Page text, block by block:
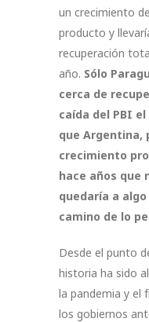
un crecimiento
producto y
recuperación
año. Sólo
cerca de
caída del PBI
que Argentina,
crecimiento
hace años que
quedaría a
camino de lo
Desde el punto
historia ha sido
la pandemia y el
los gobiernos